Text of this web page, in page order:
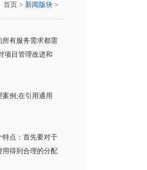
首页 > 新闻版块 >
所有服务需求都需
项目管理改进和
例;在引用通用
特点：首先要对于
用得到合理的分配